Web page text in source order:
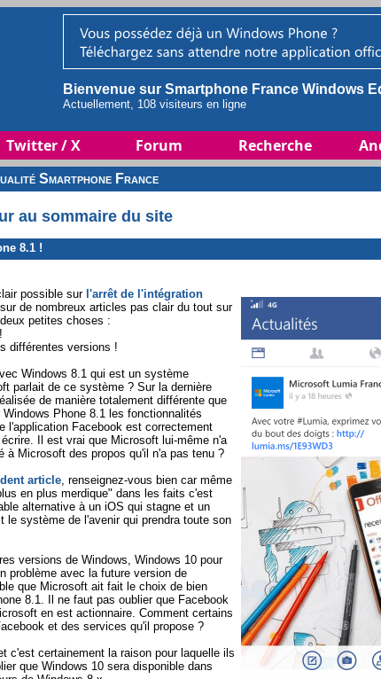
Bienvenue sur Smartphone France Windows
Actuellement, 108 visiteurs en ligne
Twitter / X Forum Recherche
Smartphone France
au sommaire du site
8.1 !
possible sur l'arrêt de l'intégration
de nombreux articles pas clair du tout sur
petites choses :
différentes versions !
Windows 8.1 qui est un système
parlait de ce système ? Sur la dernière
de manière totalement différente que
Phone 8.1 les fonctionnalités
l'application Facebook est correctement
Il est vrai que Microsoft lui-même n'a
à Microsoft des propos qu'il n'a pas tenu ?
article , renseignez-vous bien car même
en plus merdique" dans les faits c'est
alternative à un iOS qui stagne et un
le système de l'avenir qui prendra toute son
versions de Windows, Windows 10 pour
problème avec la future version de
que Microsoft ait fait le choix de bien
8.1. Il ne faut pas oublier que Facebook
en est actionnaire. Comment certains
et des services qu'il propose ?
c'est certainement la raison pour laquelle ils
que Windows 10 sera disponible dans